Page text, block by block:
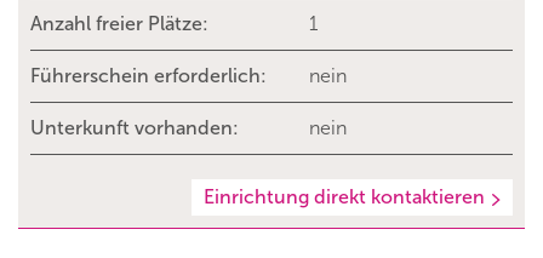
Anzahl freier Plätze: 1
Führerschein erforderlich: nein
Unterkunft vorhanden: nein
Einrichtung direkt kontaktieren